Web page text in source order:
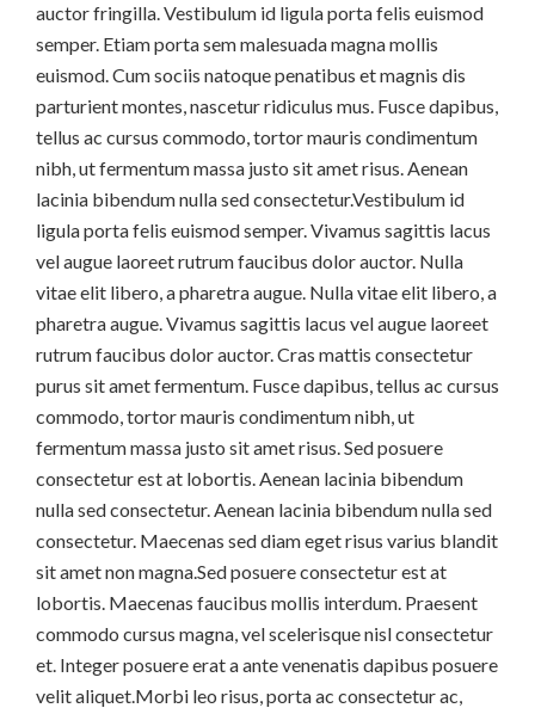
auctor fringilla. Vestibulum id ligula porta felis euismod
semper. Etiam porta sem malesuada magna mollis
euismod. Cum sociis natoque penatibus et magnis dis
parturient montes, nascetur ridiculus mus. Fusce dapibus,
tellus ac cursus commodo, tortor mauris condimentum
nibh, ut fermentum massa justo sit amet risus. Aenean
lacinia bibendum nulla sed consectetur.Vestibulum id
ligula porta felis euismod semper. Vivamus sagittis lacus
vel augue laoreet rutrum faucibus dolor auctor. Nulla
vitae elit libero, a pharetra augue. Nulla vitae elit libero, a
pharetra augue. Vivamus sagittis lacus vel augue laoreet
rutrum faucibus dolor auctor. Cras mattis consectetur
purus sit amet fermentum. Fusce dapibus, tellus ac cursus
commodo, tortor mauris condimentum nibh, ut
fermentum massa justo sit amet risus. Sed posuere
consectetur est at lobortis. Aenean lacinia bibendum
nulla sed consectetur. Aenean lacinia bibendum nulla sed
consectetur. Maecenas sed diam eget risus varius blandit
sit amet non magna.Sed posuere consectetur est at
lobortis. Maecenas faucibus mollis interdum. Praesent
commodo cursus magna, vel scelerisque nisl consectetur
et. Integer posuere erat a ante venenatis dapibus posuere
velit aliquet.Morbi leo risus, porta ac consectetur ac,